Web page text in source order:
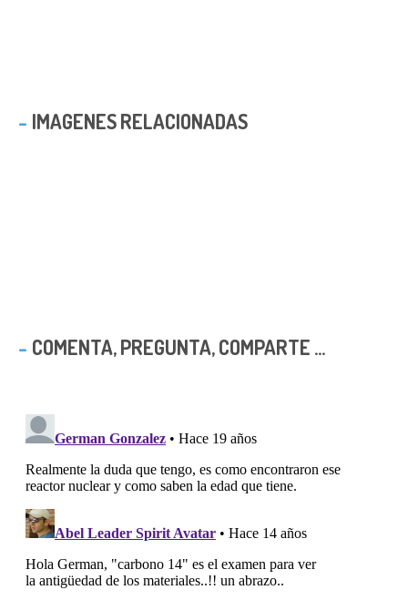
IMAGENES RELACIONADAS
COMENTA, PREGUNTA, COMPARTE ...